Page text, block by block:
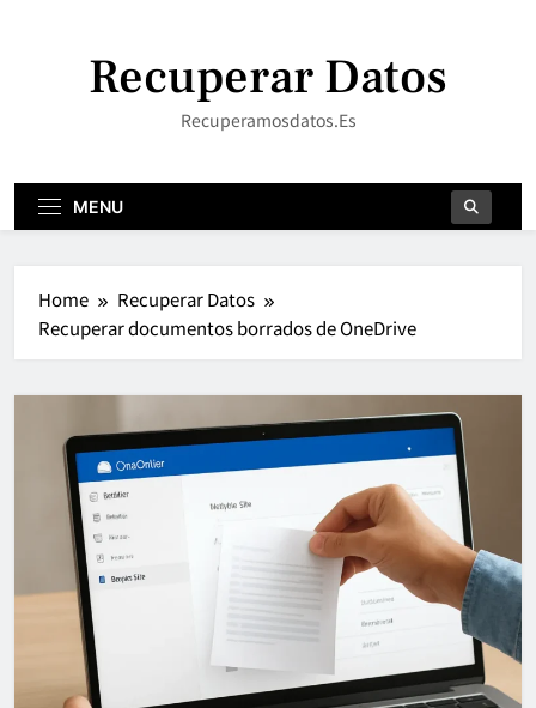
Recuperar Datos
Recuperamosdatos.es
MENU
Home
Recuperar Datos
Recuperar documentos borrados de OneDrive